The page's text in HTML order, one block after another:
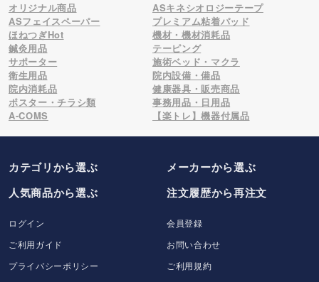
オリジナル商品
ASキネシオロジーテープ
ASフェイスペーパー
プレミアム粘着パッド
ほねつぎHot
機材・機材消耗品
鍼灸用品
テーピング
サポーター
施術ベッド・マクラ
衛生用品
院内設備・備品
院内消耗品
健康器具・販売商品
ポスター・チラシ類
事務用品・日用品
A-COMS
【楽トレ】機器付属品
カテゴリから選ぶ メーカーから選ぶ
人気商品から選ぶ
注文履歴から再注文
ログイン
会員登録
ご利用ガイド
お問い合わせ
プライバシーポリシー
ご利用規約